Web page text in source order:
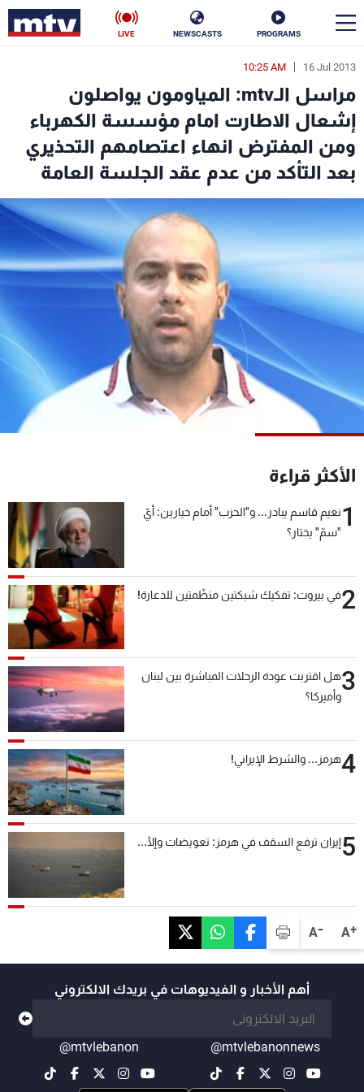
PROGRAMS
NEWSCASTS
LIVE
A+
A-
16 Jul 2013
10:25 AM
مراسل الـmtv: المياومون يواصلون
إشعال الاطارت امام مؤسسة الكهرباء
ومن المفترض انهاء اعتصامهم التحذيري
بعد التأكد من عدم عقد الجلسة العامة
الأكثر قراءة
1نعيم قاسم يبادر... و"الحزب" أمام خيارين: أيّ
"سمّ" يختار؟
2في بيروت: تفكيك شبكتين منظّمتين للدعارة!
3هل اقتربت عودة الرحلات المباشرة بين لبنان
وأميركا؟
4هرمز... والشرط الإيراني!
5إيران ترفع السقف في هرمز: تعويضات وإلّا...
أهم الأخبار و الفيديوهات في بريدك الالكتروني
@mtvlebanonnews
@mtvlebanon
en
الأخبار
سياسة ناس
إقتصاد
منوعات رياضة
كأس العالم
جدول البرامج
شاهد البرامج
الترددات
الإنـتـاج
سياسة الخصوصية